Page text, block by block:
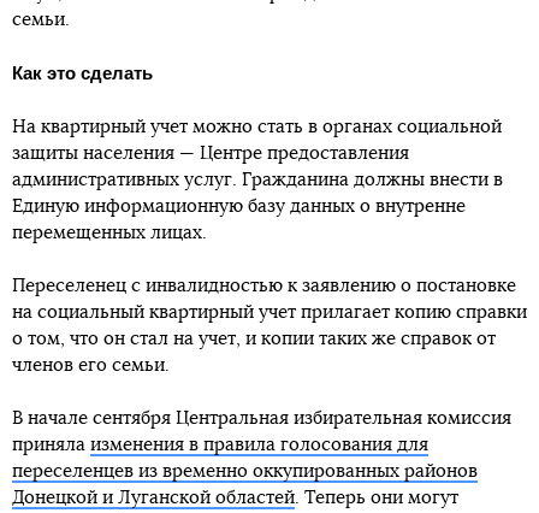
семьи.
Как это сделать
На квартирный учет можно стать в органах социальной
защиты населения — Центре предоставления
административных услуг. Гражданина должны внести в
Единую информационную базу данных о внутренне
перемещенных лицах.
Переселенец с инвалидностью к заявлению о постановке
на социальный квартирный учет прилагает копию справки
о том, что он стал на учет, и копии таких же справок от
членов его семьи.
В начале сентября Центральная избирательная комиссия
приняла изменения в правила голосования для
переселенцев из временно оккупированных районов
Донецкой и Луганской областей . Теперь они могут